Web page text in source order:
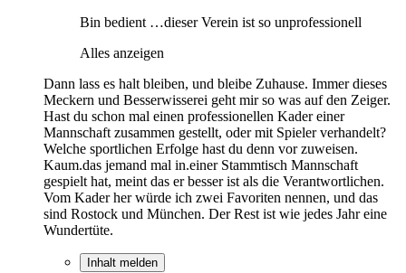
Bin bedient …dieser Verein ist so unprofessionell
Alles anzeigen
Dann lass es halt bleiben, und bleibe Zuhause. Immer dieses
Meckern und Besserwisserei geht mir so was auf den Zeiger.
Hast du schon mal einen professionellen Kader einer
Mannschaft zusammen gestellt, oder mit Spieler verhandelt?
Welche sportlichen Erfolge hast du denn vor zuweisen.
Kaum.das jemand mal in.einer Stammtisch Mannschaft
gespielt hat, meint das er besser ist als die Verantwortlichen.
Vom Kader her würde ich zwei Favoriten nennen, und das
sind Rostock und München. Der Rest ist wie jedes Jahr eine
Wundertüte.
Inhalt melden